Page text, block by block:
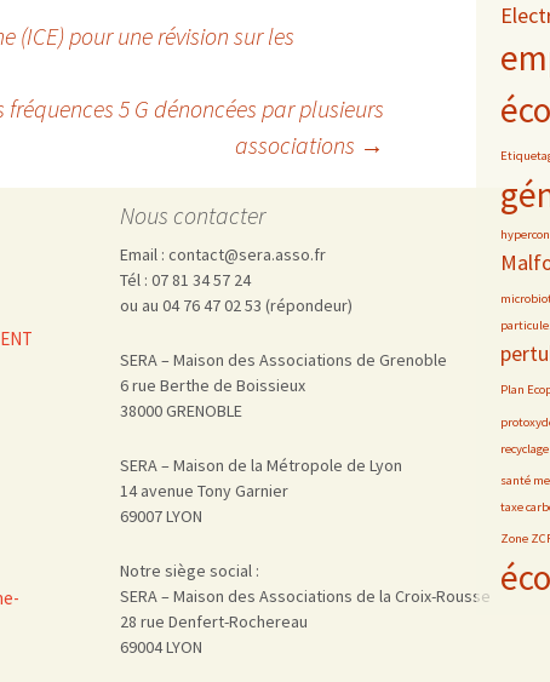
(ICE) pour une révision sur les
fréquences 5 G dénoncées par plusieurs
associations →
Plan
santé
taxe
Zone
Nous contacter
Email : contact@sera.asso.fr
Tél : 07 81 34 57 24
ou au 04 76 47 02 53 (répondeur)
SERA – Maison des Associations de Grenoble
6 rue Berthe de Boissieux
38000 GRENOBLE
SERA – Maison de la Métropole de Lyon
14 avenue Tony Garnier
69007 LYON
Notre siège social :
SERA – Maison des Associations de la Croix-Rousse
28 rue Denfert-Rochereau
69004 LYON